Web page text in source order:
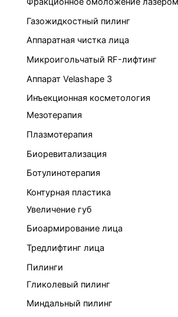
Газожидкостный пилинг
Аппаратная чистка лица
Микроигольчатый RF-лифтинг
Аппарат Velashape 3
Инъекционная косметология
Мезотерапия
Плазмотерапия
Биоревитализация
Ботулинотерапия
Контурная пластика
Увеличение губ
Биоармирование лица
Тредлифтинг лица
Пилинги
Гликолевый пилинг
Миндальный пилинг